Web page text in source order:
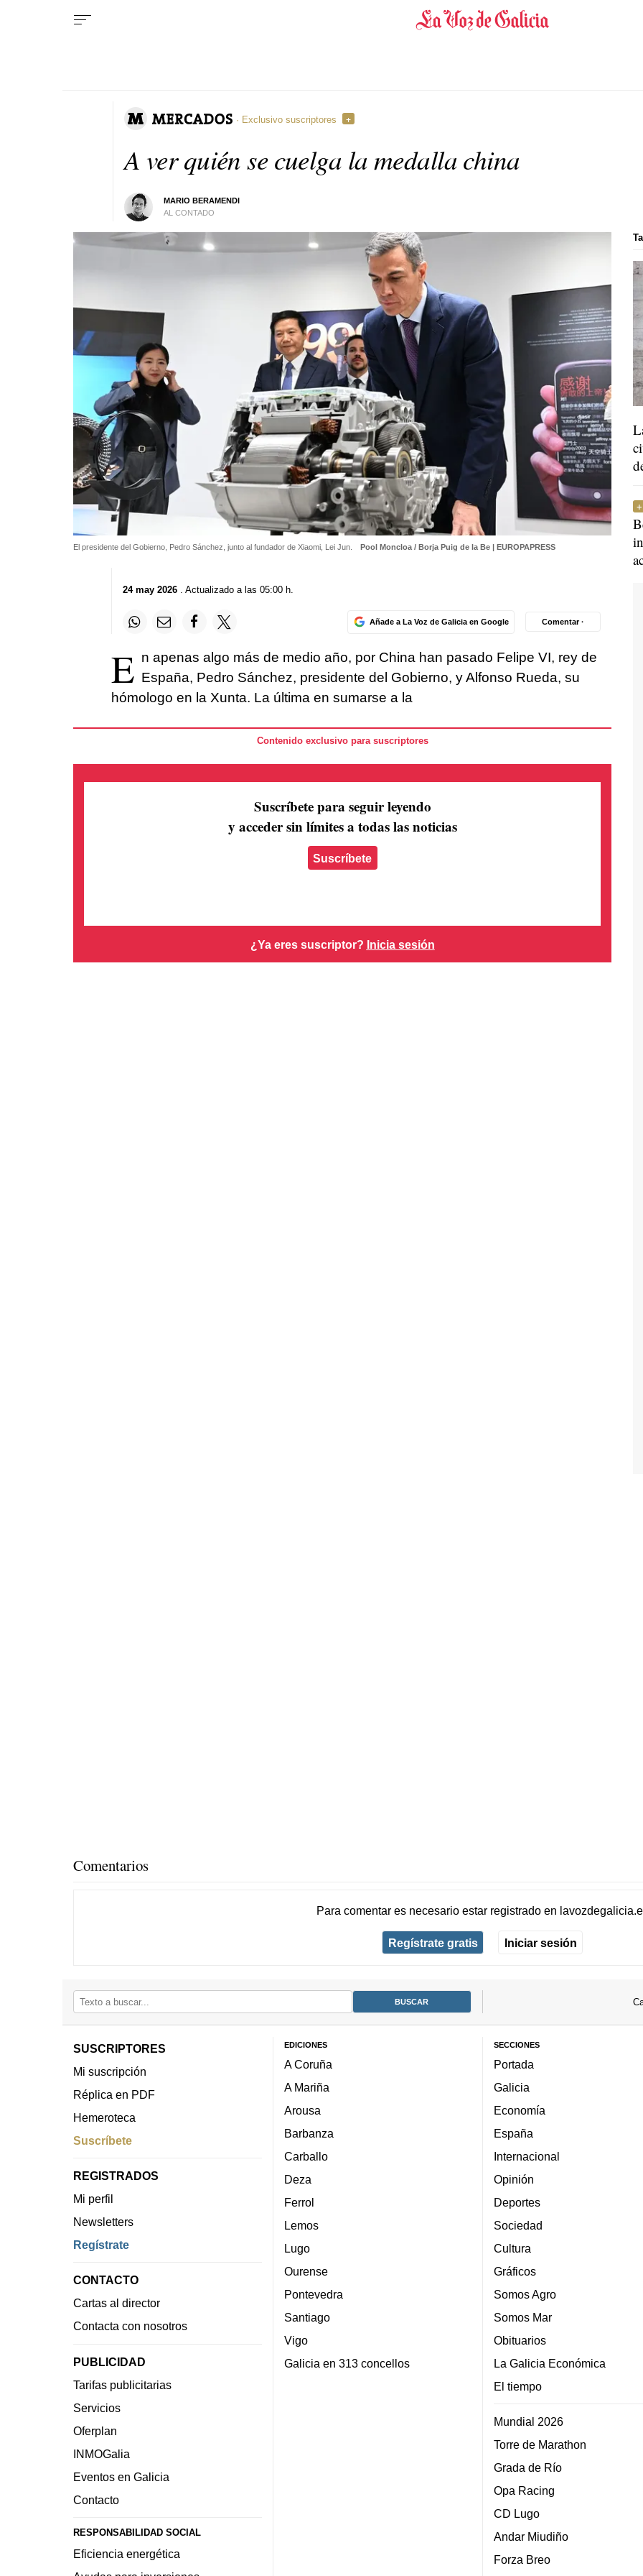
A ver quién se cuelga la medalla china
MARIO BERAMENDI
AL CONTADO
· Exclusivo suscriptores
El presidente del Gobierno, Pedro Sánchez, junto al fundador de Xiaomi, Lei Jun. Pool Moncloa / Borja Puig de la Be | EUROPAPRESS
24 may 2026. Actualizado a las 05:00 h.
Añade a La Voz de Galicia en Google Comentar ·
E n apenas algo más de medio año, por China han pasado Felipe VI, rey de
España, Pedro Sánchez, presidente del Gobierno, y Alfonso Rueda, su
hómologo en la Xunta. La última en sumarse a la
Contenido exclusivo para suscriptores
Suscríbete para seguir leyendo
y acceder sin límites a todas las noticias
Suscríbete
¿Ya eres suscriptor? Inicia sesión
Comentarios
Para comentar es necesario estar registradoen
Regístrate gratis Iniciar sesión
SUSCRIPTORES
Mi suscripción
Réplica en PDF
Hemeroteca
Suscríbete
REGISTRADOS
Mi perfil
Newsletters
Regístrate
CONTACTO
Cartas al director
Contacta con nosotros
PUBLICIDAD
Tarifas publicitarias
Servicios
Oferplan
INMOGalia
Eventos en Galicia
Contacto
RESPONSABILIDAD SOCIAL
Eficiencia energética
EDICIONES
A Coruña
A Mariña
Arousa
Barbanza
Carballo
Deza
Ferrol
Lemos
Lugo
Ourense
Pontevedra
Santiago
Vigo
Galicia en 313 concellos
SECCIONES
Portada
Galicia
Economía
España
Internacional
Opinión
Deportes
Sociedad
Cultura
Gráficos
Somos Agro
Somos Mar
Obituarios
La Galicia Económica
El tiempo
Mundial 2026
Torre de Marathon
Grada de Río
Opa Racing
CD Lugo
Andar Miudiño
Forza Breo